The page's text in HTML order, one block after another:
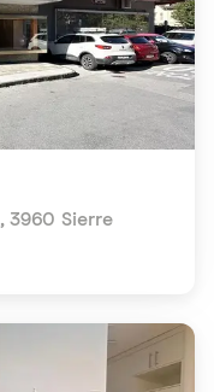
, 3960 Sierre